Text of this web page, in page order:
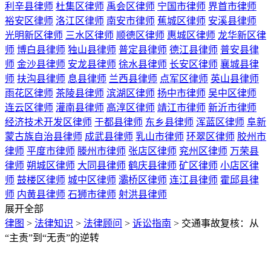
利辛县律师 杜集区律师 禹会区律师 宁国市律师 界首市律师
裕安区律师 洛江区律师 南安市律师 蕉城区律师 安溪县律师
光明新区律师 三水区律师 顺德区律师 惠城区律师 龙华新区律
师 博白县律师 独山县律师 普定县律师 德江县律师 普安县律
师 金沙县律师 安龙县律师 徐水县律师 长安区律师 襄城县律
师 扶沟县律师 息县律师 兰西县律师 点军区律师 英山县律师
雨花区律师 茶陵县律师 滨湖区律师 扬中市律师 吴中区律师
连云区律师 灌南县律师 高淳区律师 靖江市律师 新沂市律师
经济技术开发区律师 于都县律师 东乡县律师 浑蓝区律师 阜新
蒙古族自治县律师 成武县律师 乳山市律师 环翠区律师 胶州市
律师 平度市律师 滕州市律师 张店区律师 兖州区律师 万荣县
律师 朔城区律师 大同县律师 鹤庆县律师 矿区律师 小店区律
师 鼓楼区律师 城中区律师 灞桥区律师 连江县律师 霍邱县律
师 内黄县律师 石狮市律师 射洪县律师
展开全部
律图 > 法律知识 > 法律顾问 > 诉讼指南 > 交通事故复核：从
“主责”到“无责”的逆转